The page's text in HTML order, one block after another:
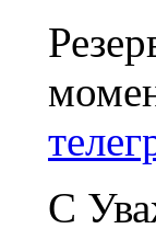
С